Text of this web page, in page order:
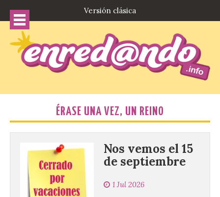
Versión clásica
ÉRASE UNA VEZ, UN REINO
Nos vemos el 15
de septiembre
1 Jul 2026